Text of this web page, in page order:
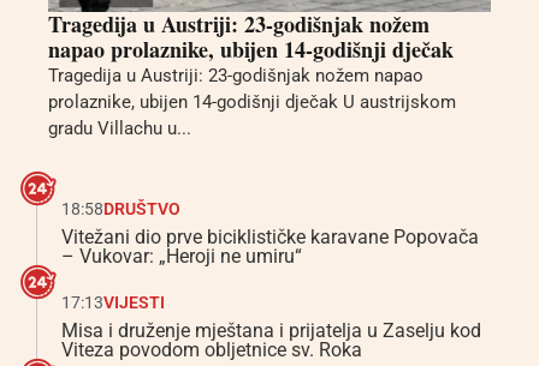
Tragedija u Austriji: 23-godišnjak nožem
napao prolaznike, ubijen 14-godišnji dječak
Tragedija u Austriji: 23-godišnjak nožem napao
prolaznike, ubijen 14-godišnji dječak U austrijskom
gradu Villachu u...
18:58DRUŠTVO
Vitežani dio prve biciklističke karavane Popovača
– Vukovar: „Heroji ne umiru“
17:13VIJESTI
Misa i druženje mještana i prijatelja u Zaselju kod
Viteza povodom obljetnice sv. Roka